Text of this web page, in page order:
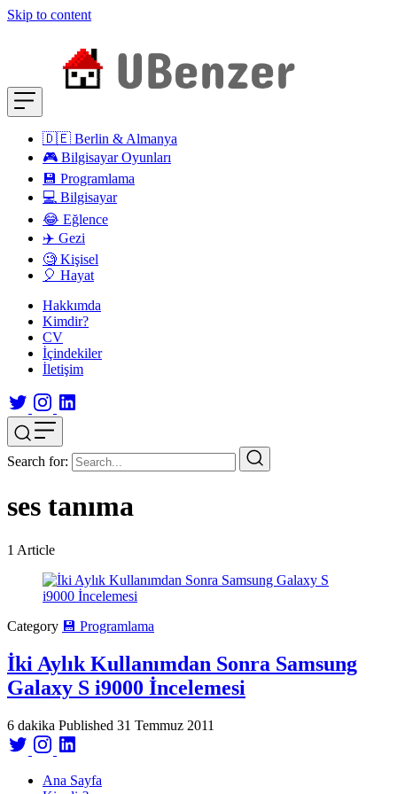
Skip to content
🇩🇪 Berlin & Almanya
🎮 Bilgisayar Oyunları
💾 Programlama
💻 Bilgisayar
😂 Eğlence
✈️ Gezi
🧐 Kişisel
🎈 Hayat
Hakkımda
Kimdir?
CV
İçindekiler
İletişim
Search for:
ses tanıma
1 Article
Category 💾 Programlama
İki Aylık Kullanımdan Sonra Samsung
Galaxy S i9000 İncelemesi
6 dakika Published 31 Temmuz 2011
Ana Sayfa